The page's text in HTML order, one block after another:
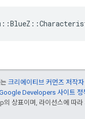
크리에이티브 커먼즈 저작
Developers 사이트 정
상표이며, 라이선스에 따라